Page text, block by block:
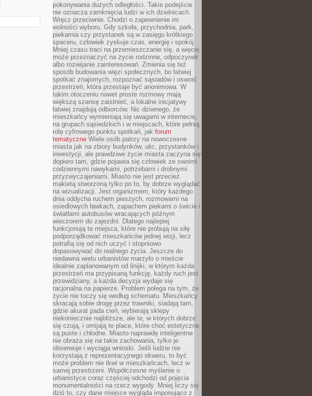
pokonywania dużych odległości. Takie podejście
nie oznacza zamknięcia ludzi w ich dzielnicach.
Wręcz przeciwnie. Chodzi o zapewnienie im
wolności wyboru. Gdy szkoła, przychodnia, park,
piekarnia czy przystanek są w zasięgu krótkiego
spaceru, człowiek zyskuje czas, energię i spokój.
Mniej czasu traci na przemieszczanie się, a więcej
może przeznaczyć na życie rodzinne, odpoczynek
albo rozwijanie zainteresowań. Zmienia się też
sposób budowania więzi społecznych, bo łatwiej
spotkać znajomych, rozpoznać sąsiadów i oswoić
przestrzeń, która przestaje być anonimowa. W
takim otoczeniu nawet proste rozmowy mają
większą szansę zaistnieć, a lokalne inicjatywy
łatwiej znajdują odbiorców. Nic dziwnego, że
mieszkańcy wymieniają się uwagami w internecie,
na grupach sąsiedzkich i w miejscach, które pełnią
rolę cyfrowego punktu spotkań, jak forum
tematyczne Wiele osób patrzy na nowoczesne
miasta jak na zbiory budynków, ulic, przystanków i
inwestycji, ale prawdziwe życie miasta zaczyna się
dopiero tam, gdzie pojawia się człowiek ze swoimi
codziennymi nawykami, potrzebami i drobnymi
przyzwyczajeniami. Miasto nie jest przecież
makietą stworzoną tylko po to, by dobrze wyglądać
na wizualizacji. Jest organizmem, który każdego
dnia oddycha ruchem pieszych, rozmowami na
osiedlowych ławkach, zapachem piekarni o świcie i
światłami autobusów wracających późnym
wieczorem do zajezdni. Dlatego najlepiej
funkcjonują te miejsca, które nie próbują na siłę
podporządkować mieszkańców jednej wizji, lecz
potrafią się od nich uczyć i stopniowo
dopasowywać do realnego życia. Jeszcze do
niedawna wielu urbanistów marzyło o mieście
idealnie zaplanowanym od linijki, w którym każda
przestrzeń ma przypisaną funkcję, każdy ruch jest
przewidziany, a każda decyzja wydaje się
racjonalna na papierze. Problem polega na tym, że
życie nie toczy się według schematu. Mieszkańcy
skracają sobie drogę przez trawniki, siadają tam,
gdzie akurat pada cień, wybierają sklepy
niekoniecznie najbliższe, ale te, w których dobrze
się czują, i omijają te place, które choć estetyczne,
są puste i chłodne. Miasto naprawdę inteligentne
nie obraża się na takie zachowania, tylko je
obserwuje i wyciąga wnioski. Jeśli ludzie nie
korzystają z reprezentacyjnego skweru, to być
może problem nie tkwi w mieszkańcach, lecz w
samej przestrzeni. Współczesne myślenie o
urbanistyce coraz częściej odchodzi od pojęcia
monumentalności na rzecz wygody. Mniej liczy się
dziś to, czy dane miejsce wygląda imponująco z